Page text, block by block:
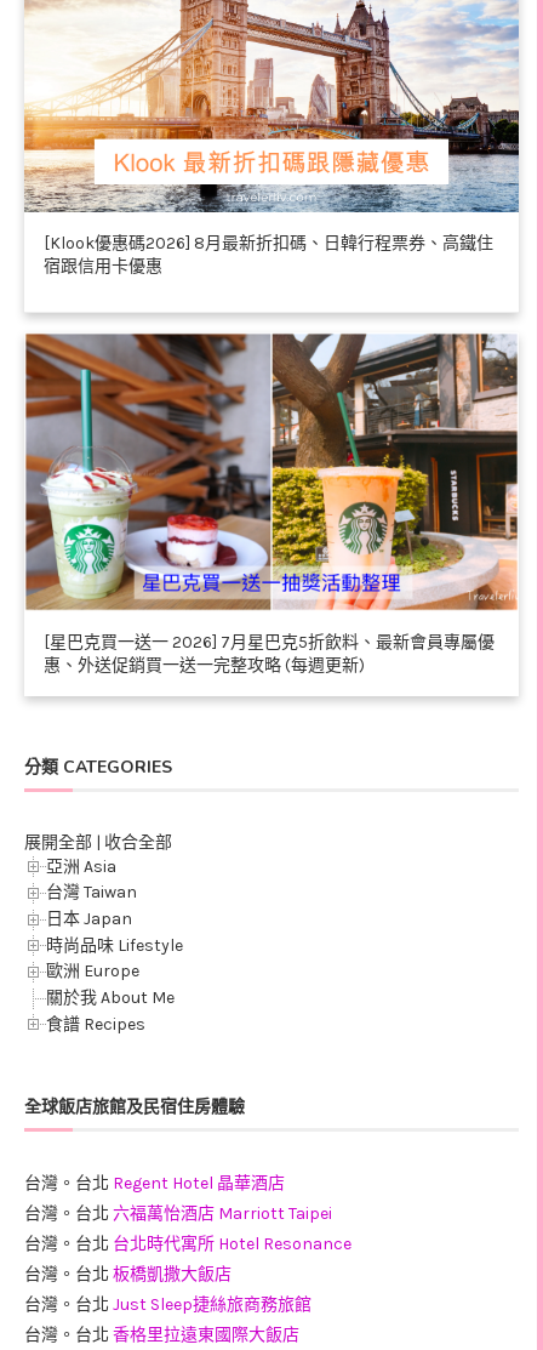
[Klook優惠碼2026] 8月最新折扣碼、日韓行程票券、高鐵住
宿跟信用卡優惠
[星巴克買一送一 2026] 7月星巴克5折飲料、最新會員專屬優
惠、外送促銷買一送一完整攻略 (每週更新)
分類 CATEGORIES
展開全部 | 收合全部
亞洲 Asia
台灣 Taiwan
日本 Japan
時尚品味 Lifestyle
歐洲 Europe
關於我 About Me
食譜 Recipes
全球飯店旅館及民宿住房體驗
台灣。台北 Regent Hotel 晶華酒店
台灣。台北 六福萬怡酒店 Marriott Taipei
台灣。台北 台北時代寓所 Hotel Resonance
台灣。台北 板橋凱撒大飯店
台灣。台北 Just Sleep捷絲旅商務旅館
台灣。台北 香格里拉遠東國際大飯店